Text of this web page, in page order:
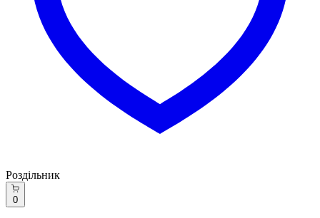
Роздільник
0